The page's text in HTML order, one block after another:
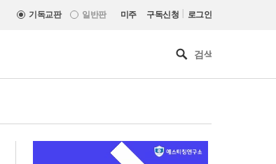
기독교판 일반판 미주 구독신청 | 로그인